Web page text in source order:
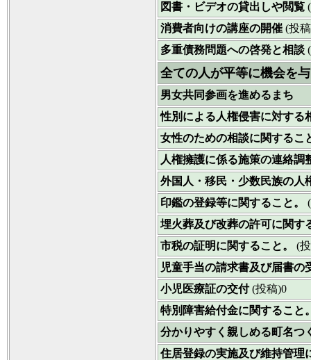
図書・ビデオの貸出しや閲覧
消費者向けの講座の開催 (投
多重債務問題への啓発と相談
全ての人が平等に機会を
男女共同参画を進めるまち
性別による人権侵害に対す
女性のための相談に関するこ
人権擁護に係る施策の連絡
外国人・移民・少数民族の人
印鑑の登録等に関すること。
埋火葬及び改葬の許可に関す
市税の証明に関すること。 (
児童手当の請求書及び届書
小児医療証の交付(投稿)0
特別障害給付金に関すること
分かりやすく親しめる町名つ
住居登録の実施及び維持管理